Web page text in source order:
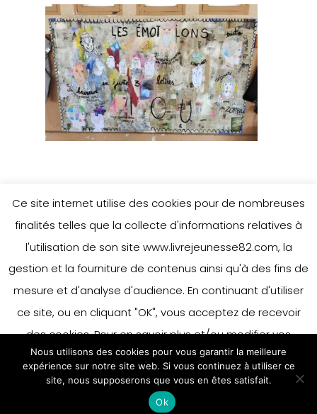
Ce site internet utilise des cookies pour de nombreuses
finalités telles que la collecte d'informations relatives à
l'utilisation de son site www.livrejeunesse82.com, la
gestion et la fourniture de contenus ainsi qu'à des fins de
mesure et d'analyse d'audience. En continuant d'utiliser
ce site, ou en cliquant "OK", vous acceptez de recevoir
des cookies. Pour en savoir plus et/ou modifier vos
préférences en matière de cookies, merci de vous référer
à notre politique sur les cookies.
Accepter
En savoir plus
Nous utilisons des cookies pour vous garantir la meilleure
expérience sur notre site web. Si vous continuez à utiliser ce
site, nous supposerons que vous en êtes satisfait.
Ok